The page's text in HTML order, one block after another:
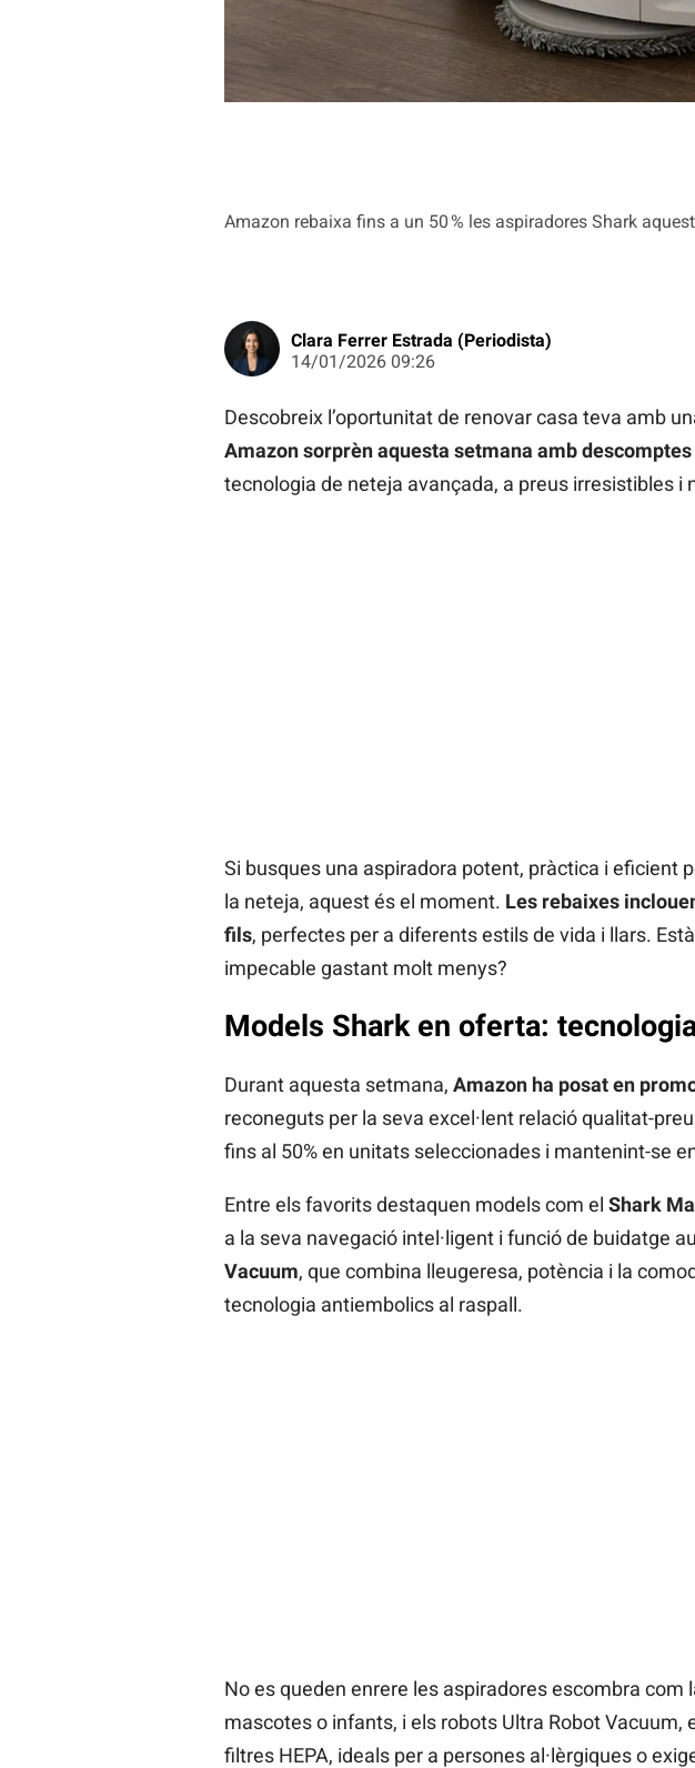
Amazon rebaixa fins a un 50 % les aspiradores Shark
Clara Ferrer Estrada (Periodista)
14/01/2026 09:26
Descobreix l’oportunitat de renovar casa teva amb
Amazon sorprèn aquesta setmana amb
tecnologia de neteja avançada, a preus irresistibles i
Si busques una aspiradora potent, pràctica i eficient
la neteja, aquest és el moment. Les rebaixes
fils, perfectes per a diferents estils de vida i llars.
impecable gastant molt menys?
Models Shark en oferta:
Durant aquesta setmana, Amazon ha posat en
reconeguts per la seva excel·lent relació qualitat-
fins al 50% en unitats seleccionades i mantenint-se
Entre els favorits destaquen models com el Shark
a la seva navegació intel·ligent i funció de buidatge
Vacuum, que combina lleugeresa, potència i la
tecnologia antiembolics al raspall.
No es queden enrere les aspiradores escombra com
mascotes o infants, i els robots Ultra Robot
filtres HEPA, ideals per a persones al·lèrgiques o